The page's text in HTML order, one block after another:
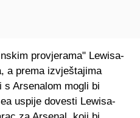
provjerama" Lewisa-
a prema izvještajima
s Arsenalom mogli bi
uspije dovesti Lewisa-